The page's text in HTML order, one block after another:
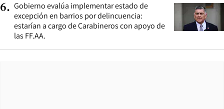
6. Gobierno evalúa implementar estado de
excepción en barrios por delincuencia:
estarían a cargo de Carabineros con apoyo de
las FF.AA.